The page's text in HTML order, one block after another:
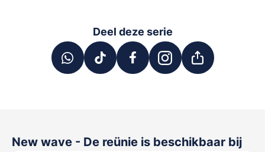
Deel deze serie
New wave - De reünie is beschikbaar bij